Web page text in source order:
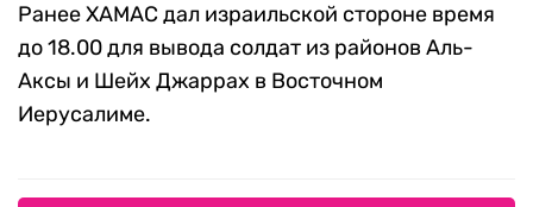
Ранее ХАМАС дал израильской стороне время
до 18.00 для вывода солдат из районов Аль-
Аксы и Шейх Джаррах в Восточном
Иерусалиме.